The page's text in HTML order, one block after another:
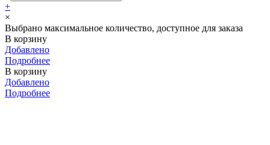
+
×
Выбрано максимальное количество, доступное для заказа
В корзину
Добавлено
Подробнее
В корзину
Добавлено
Подробнее